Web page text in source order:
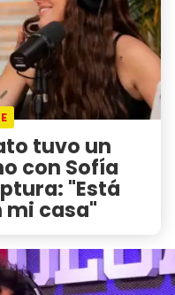
tuvo un
con Sofía
"Está
mi casa"